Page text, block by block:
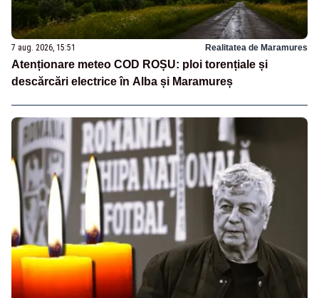
7 aug. 2026, 15:51 Realitatea de Maramures
Atenționare meteo COD ROȘU: ploi torențiale și
descărcări electrice în Alba și Maramureș